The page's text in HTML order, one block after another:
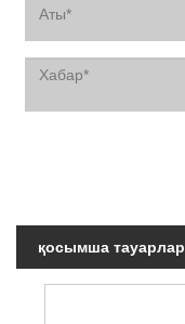
қосымша тауарлар